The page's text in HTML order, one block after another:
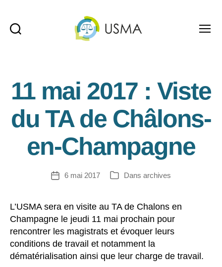
11 mai 2017 : Viste
du TA de Châlons-
en-Champagne
Date6 mai 2017 Catégories
Dans archives
L’USMA sera en visite au TA de Chalons en
Champagne le jeudi 11 mai prochain pour
rencontrer les magistrats et évoquer leurs
conditions de travail et notamment la
dématérialisation ainsi que leur charge de travail.